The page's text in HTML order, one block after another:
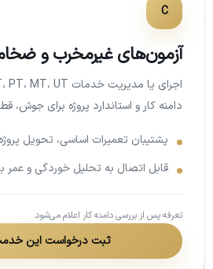
C
آزمون‌های غیرمخرب و
دامنه کار و استاندارد پروژه برای جوش،
پشتیبان تعمیرات اساسی، تحویل
قابل اتصال به تحلیل خوردگی و عمر
تعرفه پس از بررسی دامنه کار اعلام می‌شود.
ثبت درخواست این